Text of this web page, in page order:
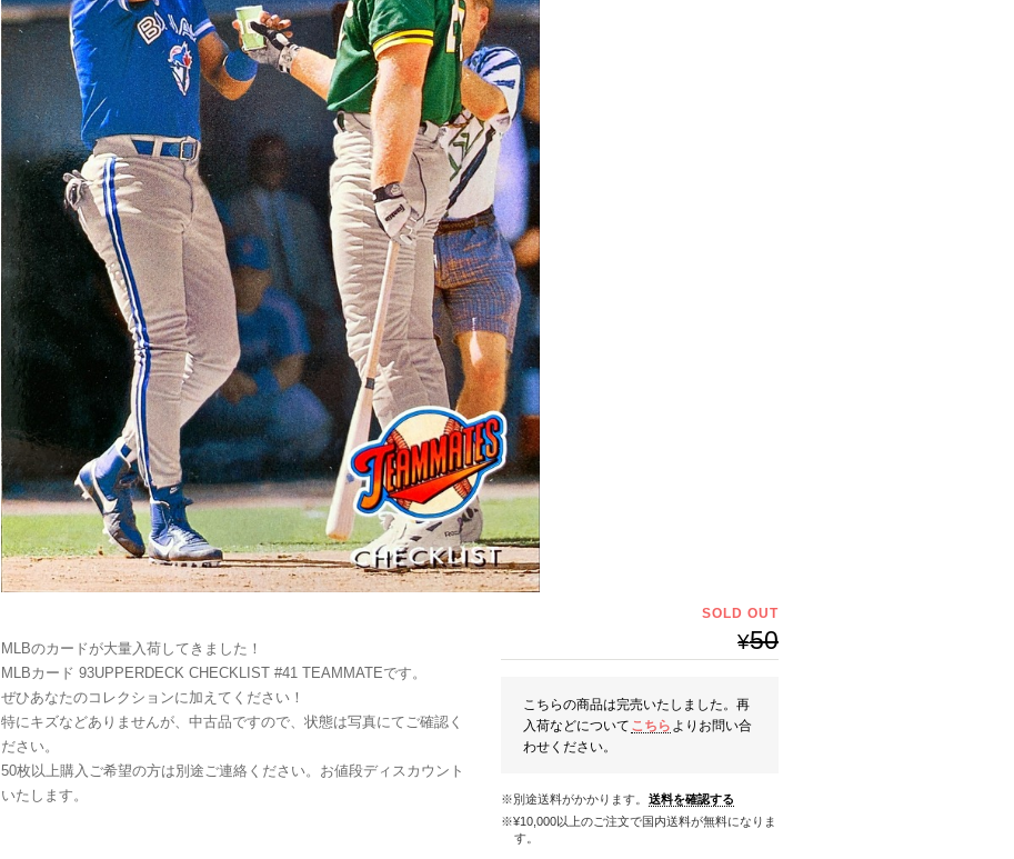
MLBのカードが大量入荷してきました！
MLBカード 93UPPERDECK CHECKLIST #41 TEAMMATEです。
ぜひあなたのコレクションに加えてください！
特にキズなどありませんが、中古品ですので、状態は写真にてご確認く
ださい。
50枚以上購入ご希望の方は別途ご連絡ください。お値段ディスカウント
いたします。
SOLD OUT
¥50
こちらの商品は完売いたしました。再
入荷などについて こちら よりお問い合
わせください。
※別途送料がかかります。 送料を確認する
※¥10,000以上のご注文で国内送料が無料になりま
す。